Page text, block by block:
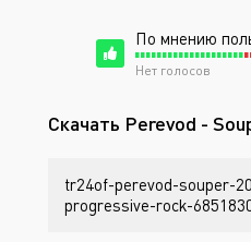
По мнению
Нет голосов
Скачать Perevod -
tr24of-perevod-souper-
progressive-rock-